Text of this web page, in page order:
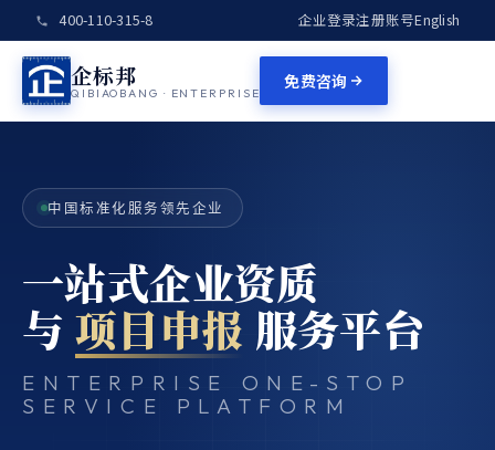
400-110-315-8 企业登录注册账号English
企标邦
QIBIAOBANG · ENTERPRISE
免费咨询
中国标准化服务领先企业
一站式企业资质
与 项目申报 服务平台
ENTERPRISE ONE-STOP
SERVICE PLATFORM